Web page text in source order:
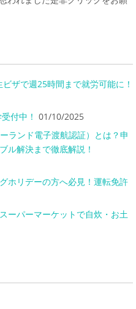
ザで週25時間まで就労可能に！
付中！ 01/10/2025
ランド電子渡航認証）とは？申
ル解決まで徹底解説！
ホリデーの方へ必見！運転免許
ーパーマーケットで自炊・お土